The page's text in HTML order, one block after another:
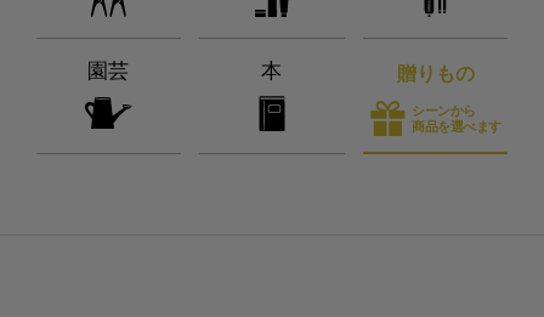
園芸 本 贈りもの
シーンから
商品を選べます